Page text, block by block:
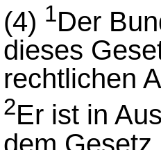
(4) 1Der
dieses
rechtlichen
2Er ist in